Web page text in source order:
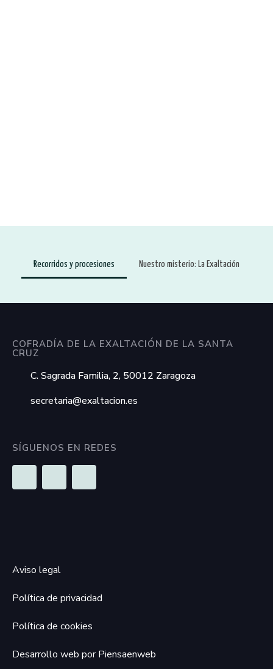
Recorridos y procesiones Nuestro misterio: La Exaltación
COFRADÍA DE LA EXALTACIÓN DE LA SANTA
CRUZ
C. Sagrada Familia, 2, 50012 Zaragoza
secretaria@exaltacion.es
SÍGUENOS EN REDES
Aviso legal
Política de privacidad
Política de cookies
Desarrollo web por Piensaenweb